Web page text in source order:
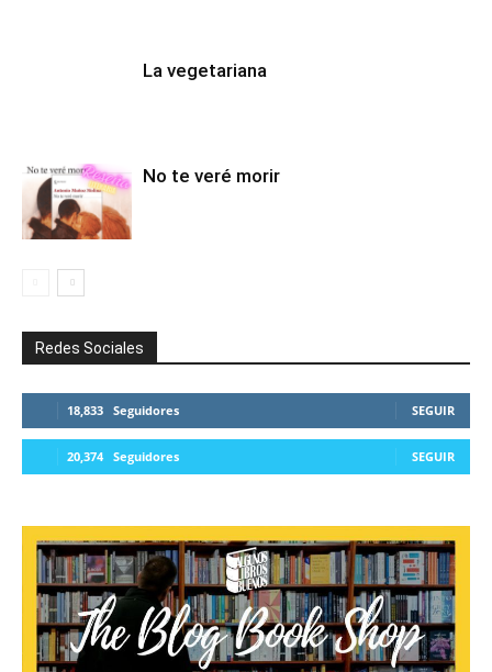
La vegetariana
No te veré morir
Redes Sociales
18,833 Seguidores SEGUIR
20,374 Seguidores SEGUIR